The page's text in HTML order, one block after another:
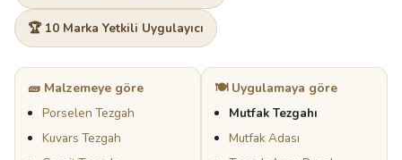
🏆 10 Marka Yetkili Uygulayıcı
🧱 Malzemeye göre
Porselen Tezgah
Kuvars Tezgah
🍽️ Uygulamaya göre
Mutfak Tezgahı
Mutfak Adası